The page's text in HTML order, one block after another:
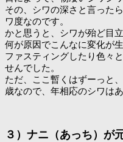
その、シワの深さと言った
ワ度なのです。
かと思うと、シワが殆ど目
何が原因でこんなに変化が
ファスティングしたり色々
せんでした。
ただ、ここ暫くはずーっと
歳なので、年相応のシワはあ
３）ナニ（あっち）が